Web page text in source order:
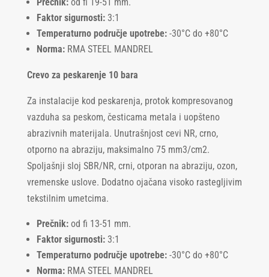
Faktor sigurnosti:3:1
Temperaturno područje upotrebe:-30°C do +80°C
Norma:RMA STEEL MANDREL
Crevo za peskarenje 10 bara
Za instalacije kod peskarenja, protok kompresovanog
vazduha sa peskom, česticama metala i uopšteno
abrazivnih materijala. Unutrašnjost cevi NR, crno,
otporno na abraziju, maksimalno 75 mm3/cm2.
Spoljašnji sloj SBR/NR, crni, otporan na abraziju, ozon,
vremenske uslove. Dodatno ojačana visoko rastegljivim
tekstilnim umetcima.
Prečnik:od fi 13-51 mm.
Faktor sigurnosti:3:1
Temperaturno područje upotrebe:-30°C do +80°C
Norma:RMA STEEL MANDREL